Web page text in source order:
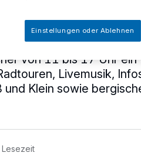
mobiler Fahrrad-
Beim
am 18. Mai
von 11 bis 17 Uhr
Livemusik,
Klein sowie
Lesezeit
Einstellungen oder Ablehnen